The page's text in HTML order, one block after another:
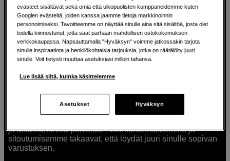
Ratkaisuja luoville ihmisille jo vuodesta
1982
Olemme Scandinavian Photolla jo yli 40 vuoden ajan
auttaneet luovia ihmisiä toteuttamaan visioitaan.
Tarjoamme inspiraatiota, asiantuntemusta ja tuotteita
muun muassa valokuvauksen, äänen, videokuvauksen ja
musiikin ja taiteen harrastajia. Oikeilla työkaluilla ideat
muuttuvat todellisuudeksi. Autamme sinua valitsemaan
ja asiantuntevaa palvelua. Asiantuntemuksemme ja
sitoutumisemme takaavat, että löydät juuri sinulle sopivan
varustuksen.
evästeet sisältävät sekä omia että ulkopuolisten kumppaneidemme kuten
Googlen evästeitä, joiden kanssa jaamme tietoja markkinoinnin
personoimiseksi. Tavoitteemme on näyttää sinulle aina sitä sisältöä, josta olet
todella kiinnostunut, jotta saat parhaan mahdollisen ostokokemuksen
verkkokaupassa. Napsauttamalla "Hyväksyn" voimme jatkossakin tarjota
sinulle inspiraatiota ja henkilökohtaisia tarjouksia, jotka on räätälöity juuri
sinulle. Voit tietysti muuttaa asetuksiasi milloin tahansa.
Lue lisää siitä, kuinka käsittelemme
Asetukset Hyväksyn